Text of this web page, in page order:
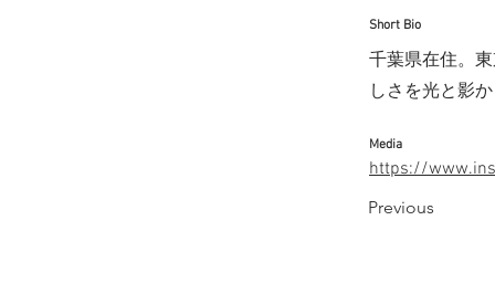
Short Bio
千葉県在住。
しさを光と影
Media
https://
Previous